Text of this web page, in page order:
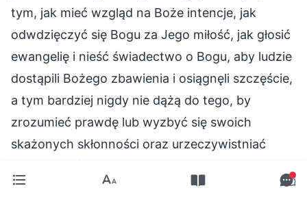
tym, jak mieć wzgląd na Boże intencje, jak
odwdzięczyć się Bogu za Jego miłość, jak głosić
ewangelię i nieść świadectwo o Bogu, aby ludzie
dostąpili Bożego zbawienia i osiągnęli szczęście,
a tym bardziej nigdy nie dążą do tego, by
zrozumieć prawdę lub wyzbyć się swoich
skażonych skłonności oraz urzeczywistniać
nie zastanawiają. Myślą jedynie o tym, czy mogą